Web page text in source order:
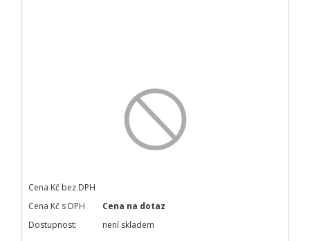
Cena Kč bez DPH
Cena Kč s DPH
Cena na dotaz
Dostupnost:
není skladem